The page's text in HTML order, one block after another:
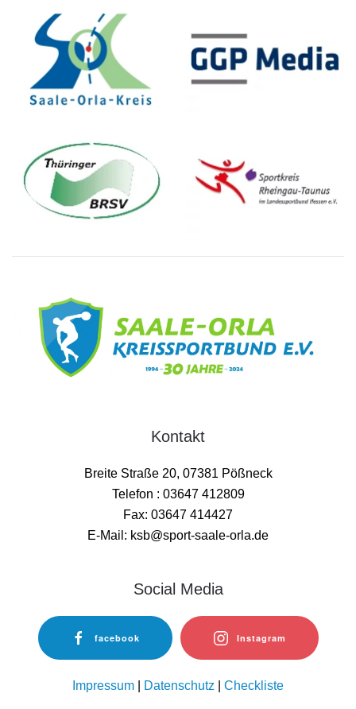
Kontakt
Breite Straße 20, 07381 Pößneck
Telefon : 03647 412809
Fax: 03647 414427
E-Mail: ksb@sport-saale-orla.de
Social Media
facebook Instagram
Impressum Datenschutz Checkliste